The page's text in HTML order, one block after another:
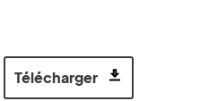
Télécharger